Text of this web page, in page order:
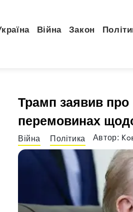
Війна Закон
Трамп заявив про
перемовинах
Війна Політика Автор: